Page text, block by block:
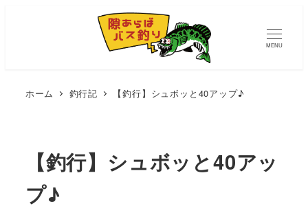
MENU
ホーム 釣行記 【釣行】シュボッと40アップ♪
【釣行】シュボッと40アッ
プ♪